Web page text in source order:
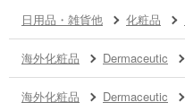
日用品・雑貨他 化粧品
海外化粧品 Dermaceutic
海外化粧品 Dermaceutic